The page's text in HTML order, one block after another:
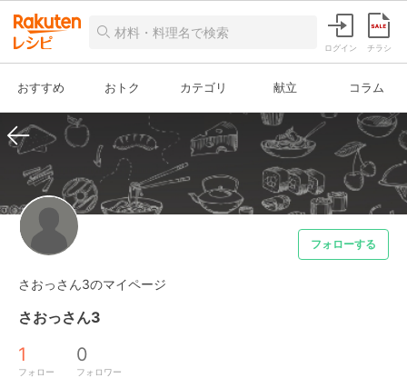
ログイン チラシ
おすすめ おトク カテゴリ 献立 コラム
フォローする
さおっさん3のマイページ
さおっさん3
1
フォロー
0
フォロワー